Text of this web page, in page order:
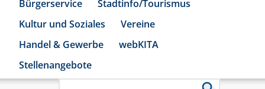
Bürgerservice
Stadtinfo/Tourismus
Kultur und Soziales
Vereine
Handel & Gewerbe
webKITA
Stellenangebote